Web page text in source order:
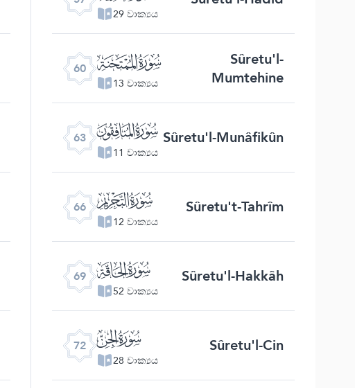
29 වාක්‍යය
60 ﯩ
13 වාක්‍යය
Sûretu'l-
Mumtehine
63 ﯬ
11 වාක්‍යය
Sûretu'l-Munâfikûn
66 ﯯ
12 වාක්‍යය
Sûretu't-Tahrîm
69 ﯲ
52 වාක්‍යය
Sûretu'l-Hakkâh
72 ﯵ
28 වාක්‍යය
Sûretu'l-Cin